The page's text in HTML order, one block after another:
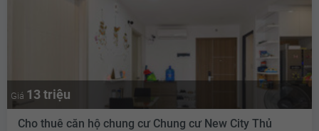
Giá 13 triệu
Cho thuê căn hộ chung cư Chung cư New City Thủ